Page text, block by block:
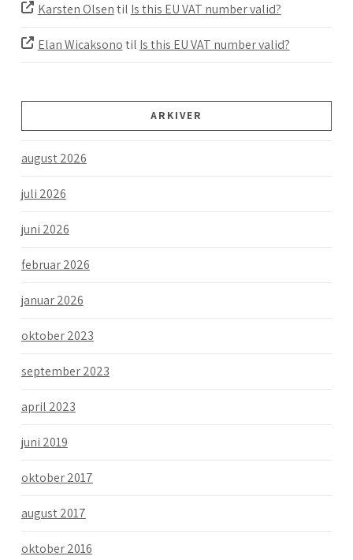
Karsten Olsentil Is this EU VAT number valid?
Elan Wicaksonotil Is this EU VAT number valid?
ARKIVER
august 2026
juli 2026
juni 2026
februar 2026
januar 2026
oktober 2023
september 2023
april 2023
juni 2019
oktober 2017
august 2017
oktober 2016